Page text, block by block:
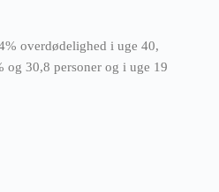
overdødelighed i uge 40,
og 30,8 personer og i uge 19